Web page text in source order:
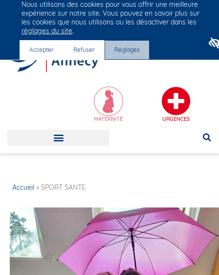
Groupe Vivalto Santé
Entre nous, la vie
MATERNITÉ URGENCES
Accueil » SPORT SANTE
Nous utilisons des cookies pour vous offrir une meilleure
expérience sur notre site. Vous pouvez en savoir plus sur
les cookies que nous utilisons ou les désactiver dans les
réglages du site.
Accepter Refuser Réglages